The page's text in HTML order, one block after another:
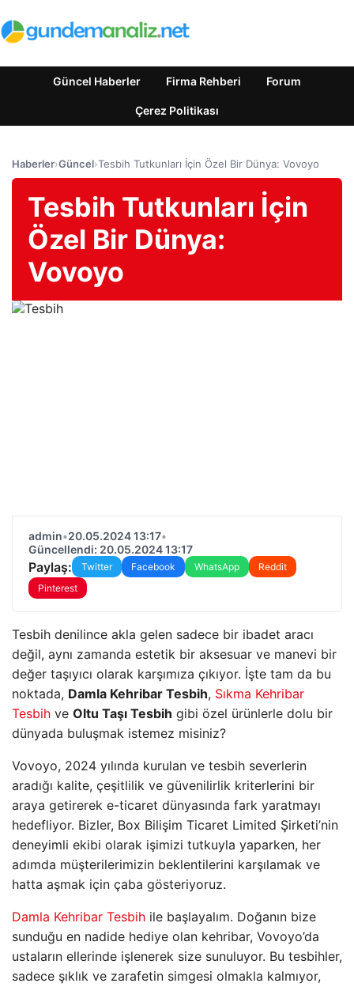
Güncel Haberler Firma Rehberi Forum
Çerez Politikası
Haberler›Güncel›Tesbih Tutkunları İçin Özel Bir Dünya: Vovoyo
Tesbih Tutkunları İçin
Özel Bir Dünya:
Vovoyo
admin•20.05.2024 13:17•
Güncellendi: 20.05.2024 13:17
Paylaş: Twitter Facebook WhatsApp
Reddit
Pinterest
Tesbih denilince akla gelen sadece bir ibadet aracı
değil, aynı zamanda estetik bir aksesuar ve manevi bir
değer taşıyıcı olarak karşımıza çıkıyor. İşte tam da bu
noktada, Damla Kehribar Tesbih, Sıkma Kehribar
Tesbih ve Oltu Taşı Tesbih gibi özel ürünlerle dolu bir
dünyada buluşmak istemez misiniz?
Vovoyo, 2024 yılında kurulan ve tesbih severlerin
aradığı kalite, çeşitlilik ve güvenilirlik kriterlerini bir
araya getirerek e-ticaret dünyasında fark yaratmayı
hedefliyor. Bizler, Box Bilişim Ticaret Limited Şirketi’nin
deneyimli ekibi olarak işimizi tutkuyla yaparken, her
adımda müşterilerimizin beklentilerini karşılamak ve
hatta aşmak için çaba gösteriyoruz.
Damla Kehribar Tesbih ile başlayalım. Doğanın bize
sunduğu en nadide hediye olan kehribar, Vovoyo’da
ustaların ellerinde işlenerek size sunuluyor. Bu tesbihler,
sadece şıklık ve zarafetin simgesi olmakla kalmıyor,